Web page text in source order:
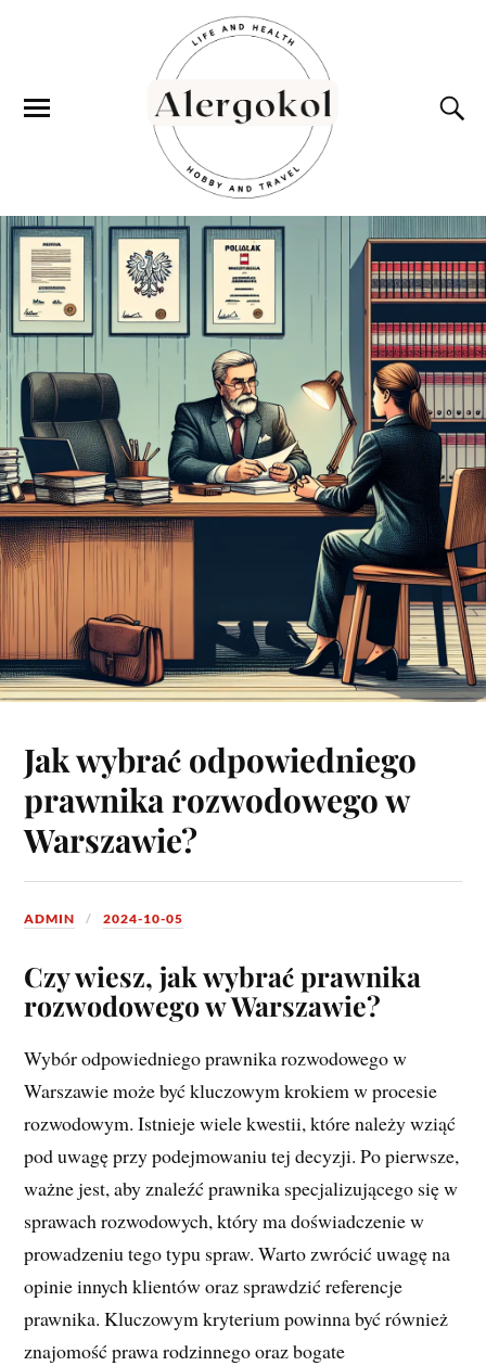
Jak wybrać odpowiedniego
prawnika rozwodowego w
Warszawie?
ADMIN 2024-10-05
Czy wiesz, jak wybrać prawnika
rozwodowego w Warszawie?
Wybór odpowiedniego prawnika rozwodowego w
Warszawie może być kluczowym krokiem w procesie
rozwodowym. Istnieje wiele kwestii, które należy wziąć
pod uwagę przy podejmowaniu tej decyzji. Po pierwsze,
ważne jest, aby znaleźć prawnika specjalizującego się w
sprawach rozwodowych, który ma doświadczenie w
prowadzeniu tego typu spraw. Warto zwrócić uwagę na
opinie innych klientów oraz sprawdzić referencje
prawnika. Kluczowym kryterium powinna być również
znajomość prawa rodzinnego oraz bogate